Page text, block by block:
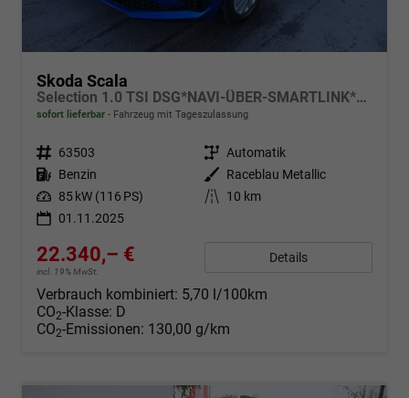
Skoda Scala
Selection 1.0 TSI DSG*NAVI-ÜBER-SMARTLINK*PDC-HI*LED*TEMPOMAT*SHZ*DAB*KLIMA
sofort lieferbar Fahrzeug mit Tageszulassung
Fahrzeugnr. 63503 Getriebe Automatik
Kraftstoff Benzin Außenfarbe
Raceblau Metallic
Leistung 85 kW (116 PS) Kilometerstand
10 km
01.11.2025
22.340,– €
incl. 19% MwSt.
Details
Verbrauch kombiniert: 5,70 l/100km
CO2-Klasse: D
CO2-Emissionen: 130,00 g/km